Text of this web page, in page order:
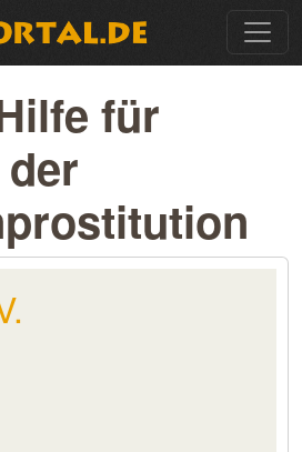
für